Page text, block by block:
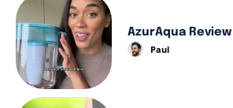
AzurAqua
Paul